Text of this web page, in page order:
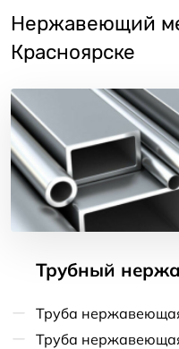
Нержавеющий
Красноярске
Трубный
Труба
Труба